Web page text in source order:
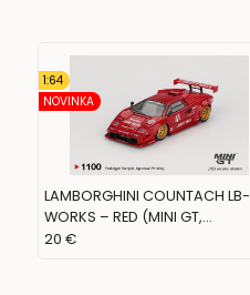
LAMBORGHINI COUNTACH LB-
WORKS – RED (MINI GT,
MGT01100)
1:64
NOVINKA
20 €